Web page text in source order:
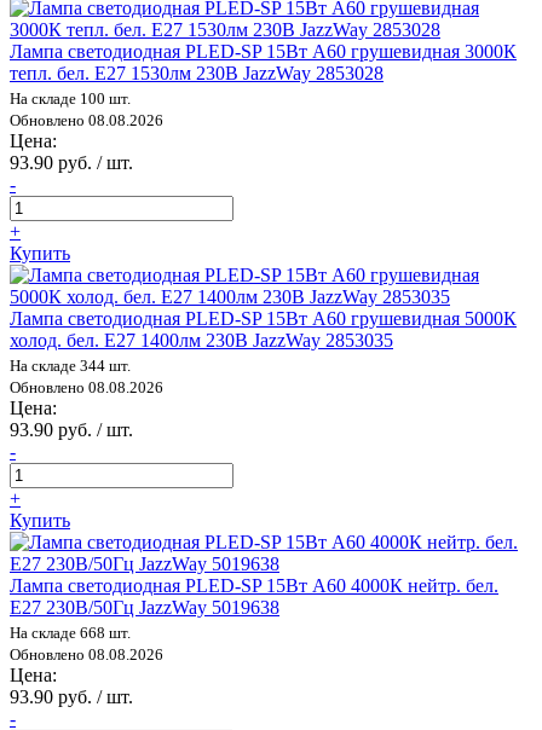
Лампа светодиодная PLED-SP 15Вт A60 грушевидная 3000К
тепл. бел. E27 1530лм 230В JazzWay 2853028
На складе 100 шт.
Обновлено 08.08.2026
Цена:
93.90 руб. / шт.
-
+
Купить
Лампа светодиодная PLED-SP 15Вт A60 грушевидная 5000К
холод. бел. E27 1400лм 230В JazzWay 2853035
На складе 344 шт.
Обновлено 08.08.2026
Цена:
93.90 руб. / шт.
-
+
Купить
Лампа светодиодная PLED-SP 15Вт A60 4000К нейтр. бел.
E27 230В/50Гц JazzWay 5019638
На складе 668 шт.
Обновлено 08.08.2026
Цена:
93.90 руб. / шт.
-